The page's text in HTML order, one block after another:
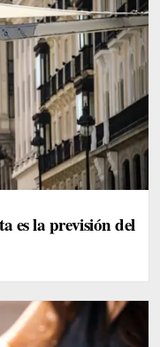
es la previsión del